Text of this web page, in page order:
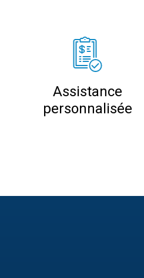
Assistance
personnalisée